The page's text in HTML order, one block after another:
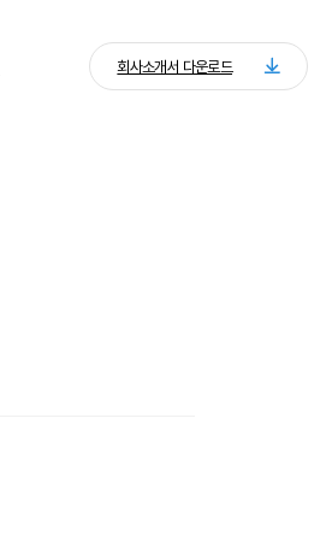
회사소개서 다운로드